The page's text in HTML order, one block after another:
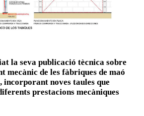
la seva publicació tècnica sobre
mecànic de les fàbriques de maó
incorporant noves taules que
prestacions mecàniques